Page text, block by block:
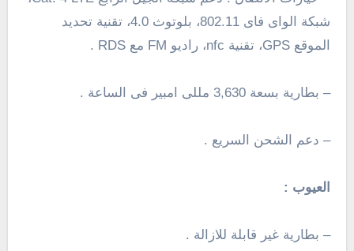
شبكة الواى فاى 802.11،
بلوتوث 4.0، تقنية تحديد
الموقع GPS، تقنية nfc،
راديو FM مع RDS .
– بطارية بسعة 3,630 مللى امبير فى الساعة .
– دعم الشحن السريع .
العيوب :
– بطارية غير قابلة للازالة .